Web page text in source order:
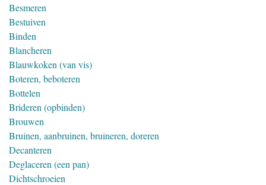
Besmeren
Bestuiven
Binden
Blancheren
Blauwkoken (van vis)
Boteren, beboteren
Bottelen
Brideren (opbinden)
Brouwen
Bruinen, aanbruinen, bruineren, doreren
Decanteren
Deglaceren (een pan)
Dichtschroeien